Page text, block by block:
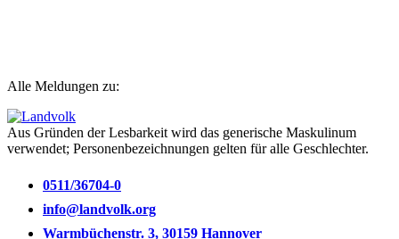
Alle Meldungen zu:
Aus Gründen der Lesbarkeit wird das generische Maskulinum
verwendet; Personenbezeichnungen gelten für alle Geschlechter.
0511/36704-0
info@landvolk.org
Warmbüchenstr. 3, 30159 Hannover